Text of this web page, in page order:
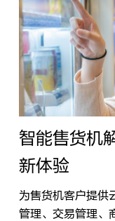
智能售货机
新体验
为售货机客户提供
管理、交易管理、